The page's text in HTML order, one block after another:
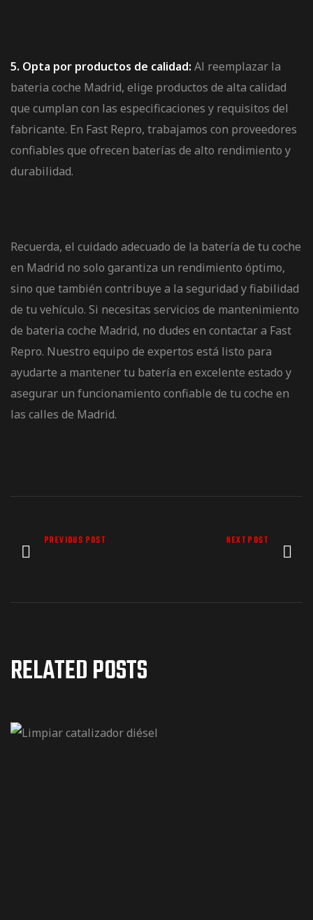
5. Opta por productos de calidad: Al reemplazar la
bateria coche Madrid, elige productos de alta calidad
que cumplan con las especificaciones y requisitos del
fabricante. En Fast Repro, trabajamos con proveedores
confiables que ofrecen baterías de alto rendimiento y
durabilidad.
Recuerda, el cuidado adecuado de la batería de tu coche
en Madrid no solo garantiza un rendimiento óptimo,
sino que también contribuye a la seguridad y fiabilidad
de tu vehículo. Si necesitas servicios de mantenimiento
de bateria coche Madrid, no dudes en contactar a Fast
Repro. Nuestro equipo de expertos está listo para
ayudarte a mantener tu batería en excelente estado y
asegurar un funcionamiento confiable de tu coche en
las calles de Madrid.
PREVIOUS POST NEXT POST
RELATED POSTS